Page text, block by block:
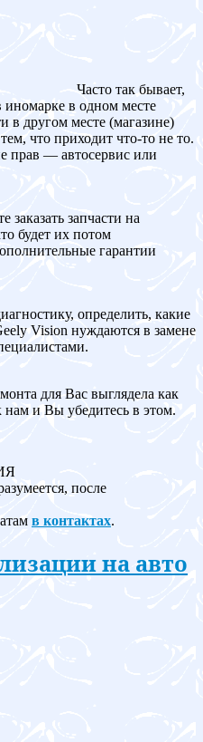
Часто так бывает,
иномарке в одном месте
в другом месте (магазине)
что приходит что-то не то.
прав — автосервис или
запчасти на
будет их потом
гарантии
определить, какие
Vision нуждаются в замене
для Вас выглядела как
и Вы убедитесь в этом.
после
в контактах.
на авто